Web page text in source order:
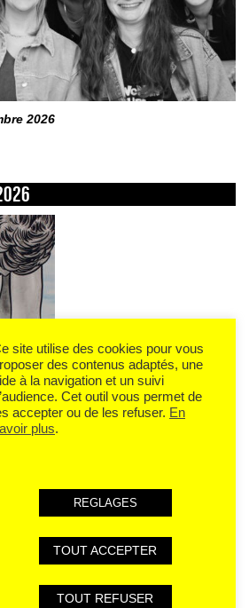
2026
données personnelles
site utilise des cookies pour vous
des contenus adaptés, une
à la navigation et un suivi
Cet outil vous permet de
accepter ou de les refuser. En
plus.
REGLAGES
TOUT ACCEPTER
TOUT REFUSER